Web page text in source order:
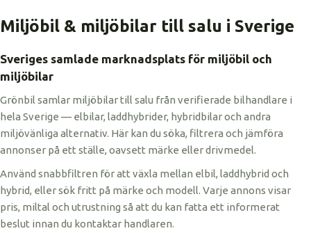
Miljöbil & miljöbilar till salu i Sverige
Sveriges samlade marknadsplats för miljöbil och
miljöbilar
Grönbil samlar miljöbilar till salu från verifierade bilhandlare i
hela Sverige — elbilar, laddhybrider, hybridbilar och andra
miljövänliga alternativ. Här kan du söka, filtrera och jämföra
annonser på ett ställe, oavsett märke eller drivmedel.
Använd snabbfiltren för att växla mellan elbil, laddhybrid och
hybrid, eller sök fritt på märke och modell. Varje annons visar
pris, miltal och utrustning så att du kan fatta ett informerat
beslut innan du kontaktar handlaren.